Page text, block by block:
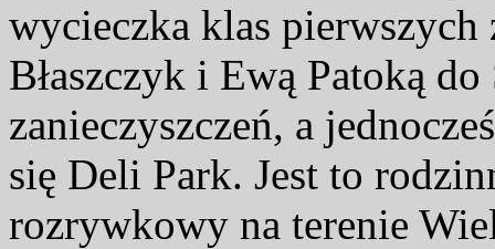
wycieczka klas
Błaszczyk i Ewą Patoką
zanieczyszczeń, a
się Deli Park. Jest to
rozrywkowy na terenie